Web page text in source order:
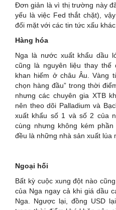
Đơn giản là vì thị trường này
yếu là việc Fed thắt chặt),
đối mặt với các tin tức xấu khác.
Hàng hóa
Nga là nước xuất khẩu dầu
cũng là nguyên liệu thay
khan hiếm ở châu Âu. Vàng
chọn hàng đầu” trong thời
nhưng các chuyên gia XTB
nên theo dõi Palladium và
xuất khẩu số 1 và số 2 của
cùng nhưng không kém
đều là những nhà sản xuất lúa
Ngoại hối
Bất kỳ cuộc xung đột nào
của Nga ngay cả khi giá dầu
Nga. Ngược lại, đồng USD